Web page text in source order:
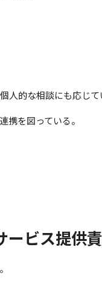
人的な相談にも応じて
を図っている。
ビス提供